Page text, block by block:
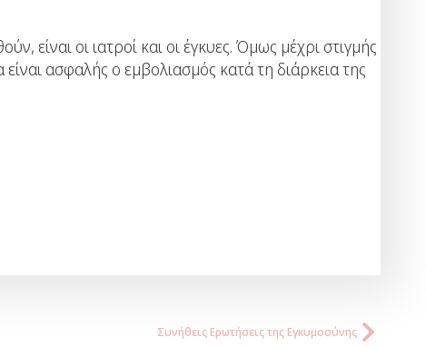
είναι οι ιατροί και οι έγκυες. Όμως μέχρι στιγμής
ασφαλής ο εμβολιασμός κατά τη διάρκεια της
Συνήθεις Ερωτήσεις της Εγκυμοσύνης